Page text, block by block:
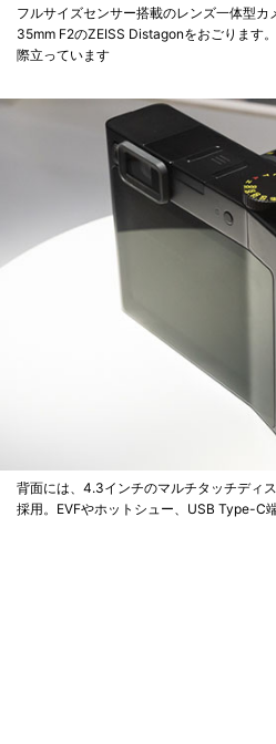
フルサイズセンサー搭載のレンズ一体型カ
35mm F2のZEISS Distagonをおごります
際立っています
背面には、4.3インチのマルチタッチディ
採用。EVFやホットシュー、USB Type-C